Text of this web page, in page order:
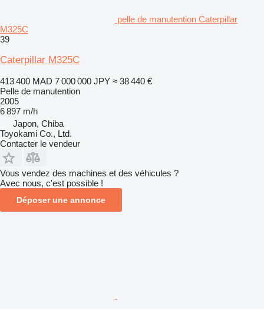
pelle de manutention Caterpillar
M325C
39
Caterpillar M325C
413 400 MAD 7 000 000 JPY ≈ 38 440 €
Pelle de manutention
2005
6 897 m/h
Japon, Chiba
Toyokami Co., Ltd.
Contacter le vendeur
Vous vendez des machines et des véhicules ?
Avec nous, c'est possible !
Déposer une annonce